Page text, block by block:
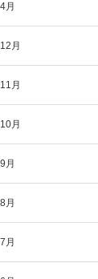
月
月
月
月
月
月
月